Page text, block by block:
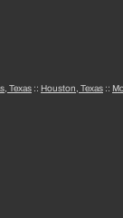
Texas :: Houston, Texas ::